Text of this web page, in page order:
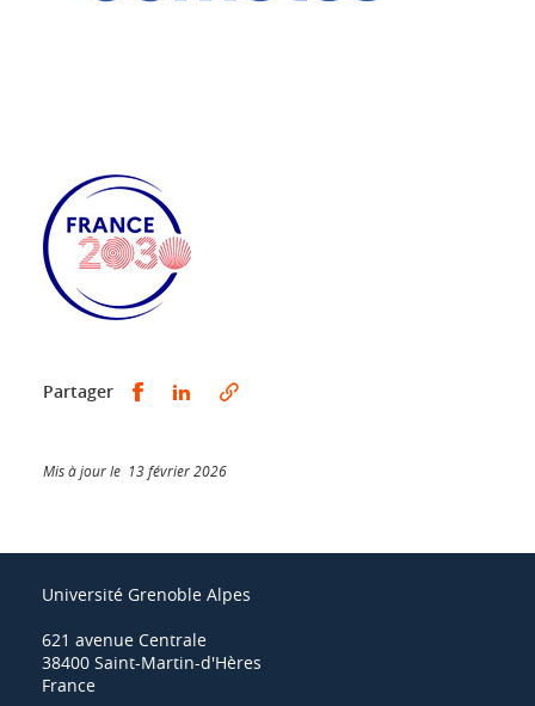
Partager Partager sur Facebook
Partager sur LinkedIn
Mis à jour le 13 février 2026
Université Grenoble Alpes
621 avenue Centrale
38400 Saint-Martin-d'Hères
France